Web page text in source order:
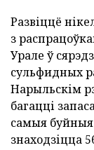
Развіццё
з
Урале ў
сульфидных
Нарыльскім
багацці
самыя буйныя
знаходзіцца